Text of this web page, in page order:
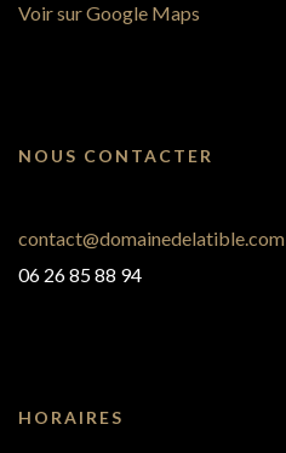
Voir sur Google Maps
NOUS CONTACTER
contact@domainedelatible.com
06 26 85 88 94
HORAIRES